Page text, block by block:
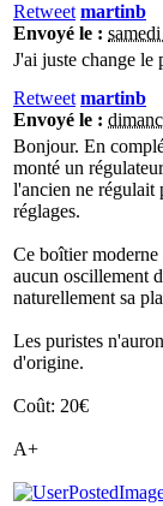
Retweet martinb
Envoyé le :
J'ai juste change le
Retweet martinb
Envoyé le :
Bonjour. En
monté un
l'ancien ne régulait
réglages.
Ce boîtier moderne
aucun oscillement
naturellement sa
Les puristes
d'origine.
Coût: 20€
A+